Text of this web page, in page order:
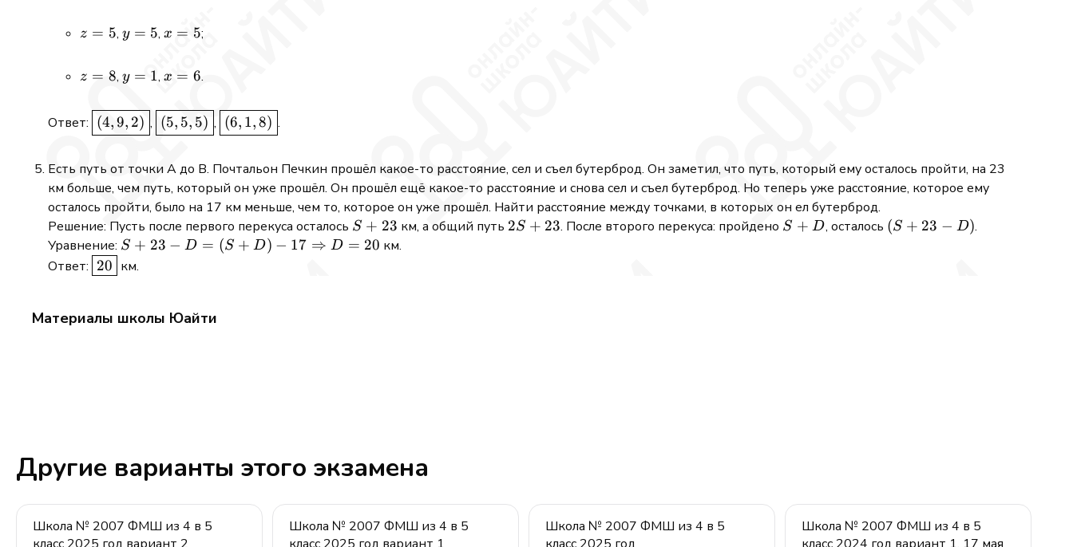
35
2
9
4
z
5
z = 5, y
5
y = 5,x
5
x = 5;
z
z = 8,y
1
y = 1,x
6
x = 6.
Ответ: \boxed{(4,
9, 2)}
(4,9, 2) , \boxed{(5,
5, 5)}
(5, 5, 5) , \boxed{(6,
1, 8)}
(6, 1,8) .
Есть путь от точки А до В. Почтальон Печкин прошёл какое-то расстояние, сел и съел бутерброд. Он заметил, что путь, который ему осталось пройти, на 23
км больше, чем путь, который он уже прошёл. Он прошёл ещё какое-то расстояние и снова сел и съел бутерброд. Но теперь уже расстояние, которое ему
осталось пройти, было на 17 км меньше, чем то, которое он уже прошёл. Найти расстояние между точками, в которых он ел бутерброд.
Решение: Пусть после первого перекуса осталось S
+
S + 23 км, а общий путь 2S
2S + 23. После второго перекуса: пройдено S
S + D, осталось (S
(S + 23 − D).
Уравнение: S + 23 - D
= (S + D) -
D = 20
S + 23 − D = (S + D) − 17 ⇒ D = 20 км.
Ответ: \boxed{20}
20 км.
Материалы школы Юайти
Другие варианты этого экзамена
Школа № 2007 ФМШ из 4 в 5
Школа № 2007 ФМШ из 4 в 5
Школа № 2007 ФМШ из 4 в 5
Школа № 2007 ФМШ из 4 в 5